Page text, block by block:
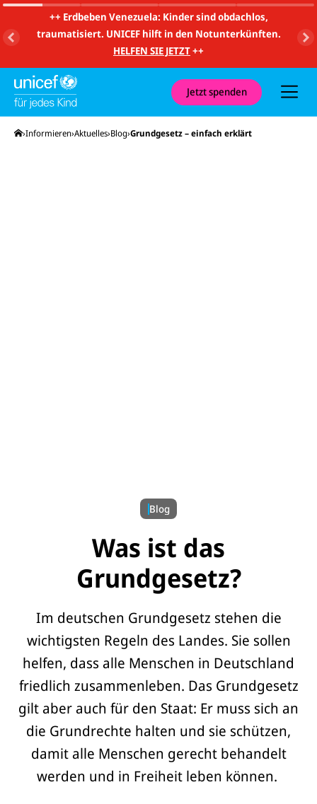
++ Erdbeben Venezuela: Kinder sind obdachlos,
traumatisiert. UNICEF hilft in den Notunterkünften.
HELFEN SIE JETZT++
Jetzt spenden
h
u
d
Startseite
Informieren Aktuelles Blog Grundgesetz – einfach erklärt
Blog
Was ist das
Grundgesetz?
Im deutschen Grundgesetz stehen die
wichtigsten Regeln des Landes. Sie sollen
helfen, dass alle Menschen in Deutschland
friedlich zusammenleben. Das Grundgesetz
gilt aber auch für den Staat: Er muss sich an
die Grundrechte halten und sie schützen,
damit alle Menschen gerecht behandelt
werden und in Freiheit leben können.
E-
U